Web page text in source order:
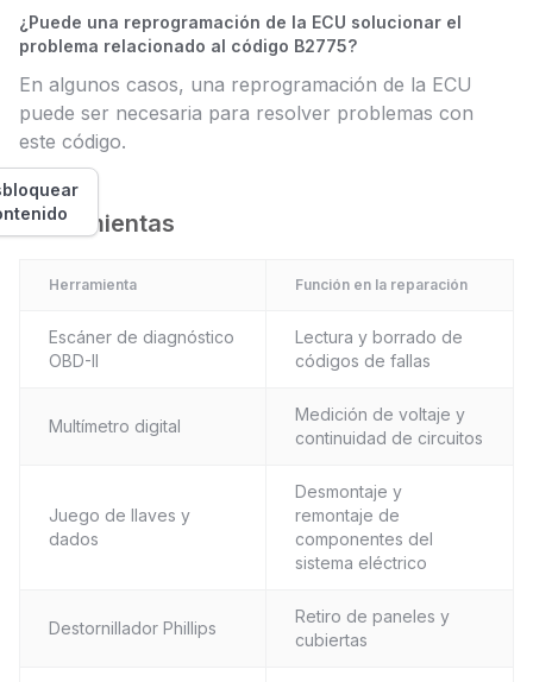
¿Puede una reprogramación de la ECU solucionar el
problema relacionado al código B2775?
En algunos casos, una reprogramación de la ECU
puede ser necesaria para resolver problemas con
este código.
Herramientas
Herramienta Función en la reparación
Escáner de diagnóstico
OBD-II
Lectura y borrado de
códigos de fallas
Multímetro digital
Medición de voltaje y
continuidad de circuitos
Juego de llaves y
dados
Desmontaje y
remontaje de
componentes del
sistema eléctrico
Destornillador Phillips
Retiro de paneles y
cubiertas